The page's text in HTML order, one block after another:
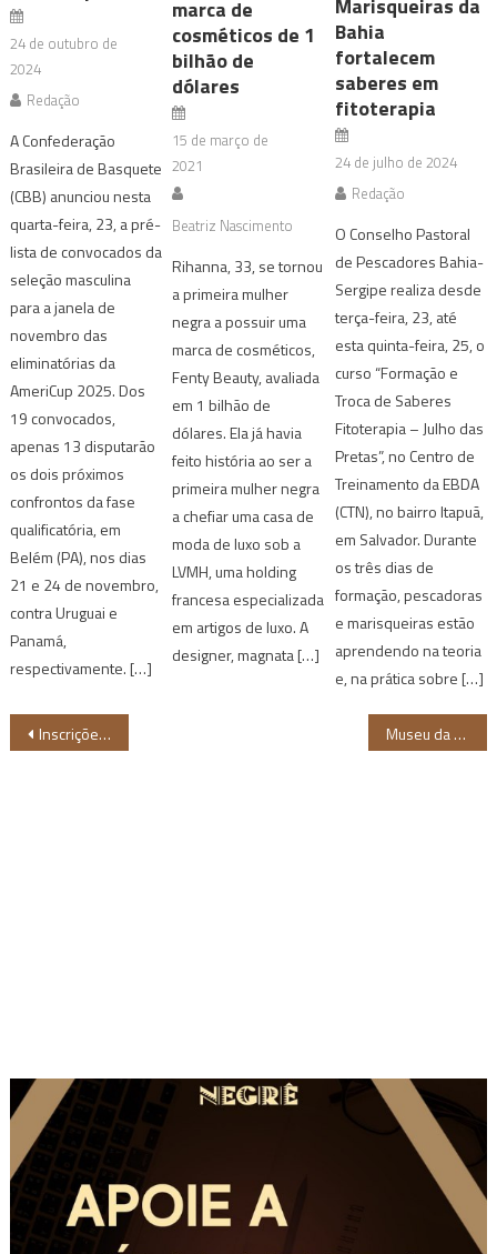
24 de outubro de
2024
Redação
A Confederação
Brasileira de Basquete
(CBB) anunciou nesta
quarta-feira, 23, a pré-
lista de convocados da
seleção masculina
para a janela de
novembro das
eliminatórias da
AmeriCup 2025. Dos
19 convocados,
apenas 13 disputarão
os dois próximos
confrontos da fase
qualificatória, em
Belém (PA), nos dias
21 e 24 de novembro,
contra Uruguai e
Panamá,
respectivamente. […]
marca de
cosméticos de 1
bilhão de
dólares
15 de março de
2021
Beatriz Nascimento
Rihanna, 33, se tornou
a primeira mulher
negra a possuir uma
marca de cosméticos,
Fenty Beauty, avaliada
em 1 bilhão de
dólares. Ela já havia
feito história ao ser a
primeira mulher negra
a chefiar uma casa de
moda de luxo sob a
LVMH, uma holding
francesa especializada
em artigos de luxo. A
designer, magnata […]
Marisqueiras da
Bahia
fortalecem
saberes em
fitoterapia
24 de julho de 2024
Redação
O Conselho Pastoral
de Pescadores Bahia-
Sergipe realiza desde
terça-feira, 23, até
esta quinta-feira, 25, o
curso “Formação e
Troca de Saberes
Fitoterapia – Julho das
Pretas”, no Centro de
Treinamento da EBDA
(CTN), no bairro Itapuã,
em Salvador. Durante
os três dias de
formação, pescadoras
e marisqueiras estão
aprendendo na teoria
e, na prática sobre […]
Navegação
Inscrições para as mostras competitivas do Cine PE 2024 estão abertas Museu da Diversidade Sexual traz exposição que reflete sobre intolerância religiosa